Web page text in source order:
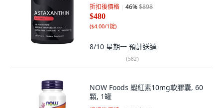
折扣後價格 46%$898
$480
($4.00/1錠)
8/10 星期一 預計送達
(582)
NOW Foods 蝦紅素10mg軟膠囊, 60
顆, 1罐